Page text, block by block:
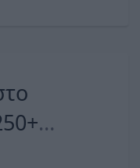
κρασιά,